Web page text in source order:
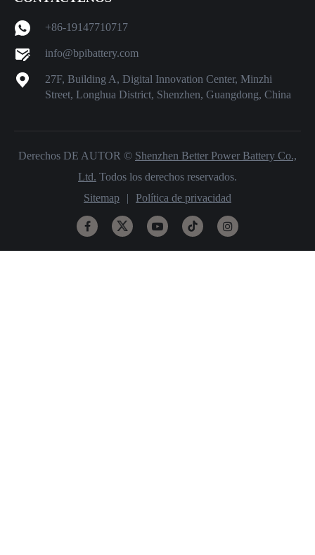
+86-19147710717
info@bpibattery.com
27F, Building A, Digital Innovation Center, Minzhi
Street, Longhua District, Shenzhen, Guangdong, China
Derechos DE AUTOR © Shenzhen Better Power Battery Co.,
Ltd. Todos los derechos reservados.
Sitemap
| Política de privacidad